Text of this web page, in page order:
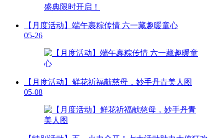
【月度活动】端午裹粽传情 六一藏趣暖童心
05-26
【月度活动】鲜花祈福献慈母，妙手丹青美人图
05-08